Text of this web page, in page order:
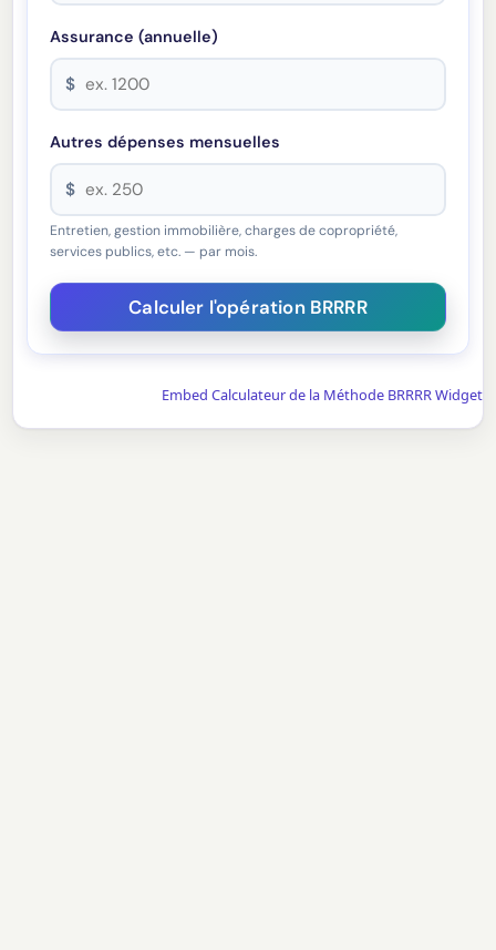
Assurance (annuelle)
$
Autres dépenses mensuelles
$
Entretien, gestion immobilière, charges de copropriété,
services publics, etc. — par mois.
Embed Calculateur de la Méthode BRRRR Widget